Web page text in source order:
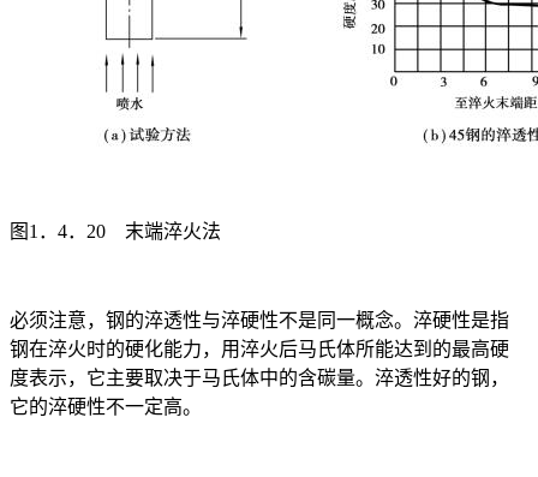
图1．4．20 末端淬火法
必须注意，钢的淬透性与淬硬性不是同一概念。淬硬性是指
钢在淬火时的硬化能力，用淬火后马氏体所能达到的最高硬
度表示，它主要取决于马氏体中的含碳量。淬透性好的钢，
它的淬硬性不一定高。